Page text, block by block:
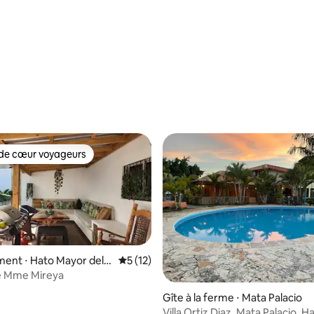
cœur voyageurs les plus appréciés
cœur voyageurs
⋅ Hato Mayor del R Évaluation moyenne sur la base de 12
5 (12)
Mme Mireya
Gîte à la ferme ⋅ Mata Palacio